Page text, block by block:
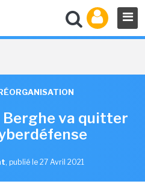
Berghe va quitter
, publié le 27 Avril 2021